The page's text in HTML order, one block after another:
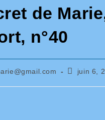
de
n°40
Publication
juin 6,